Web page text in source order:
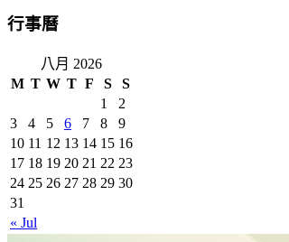
行事曆
八月 2026
M T W T F S S
« Jul
1
2
3
4 5 6 7 8
9
10 11 12 13 14 15 16
17 18 19 20 21 22 23
24 25 26 27 28 29 30
31